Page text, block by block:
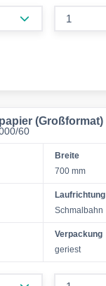
(Großformat)
60
Breite
700 mm
Laufrichtung
Schmalbahn
Verpackung
geriest